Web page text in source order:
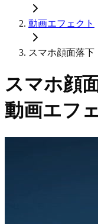
動画エフェクト
スマホ顔面落下
スマホ顔
動画エフ